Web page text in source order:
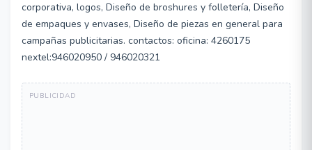
corporativa, logos, Diseño de broshures y folletería, Diseño
de empaques y envases, Diseño de piezas en general para
campañas publicitarias. contactos: oficina: 4260175
nextel:946020950 / 946020321